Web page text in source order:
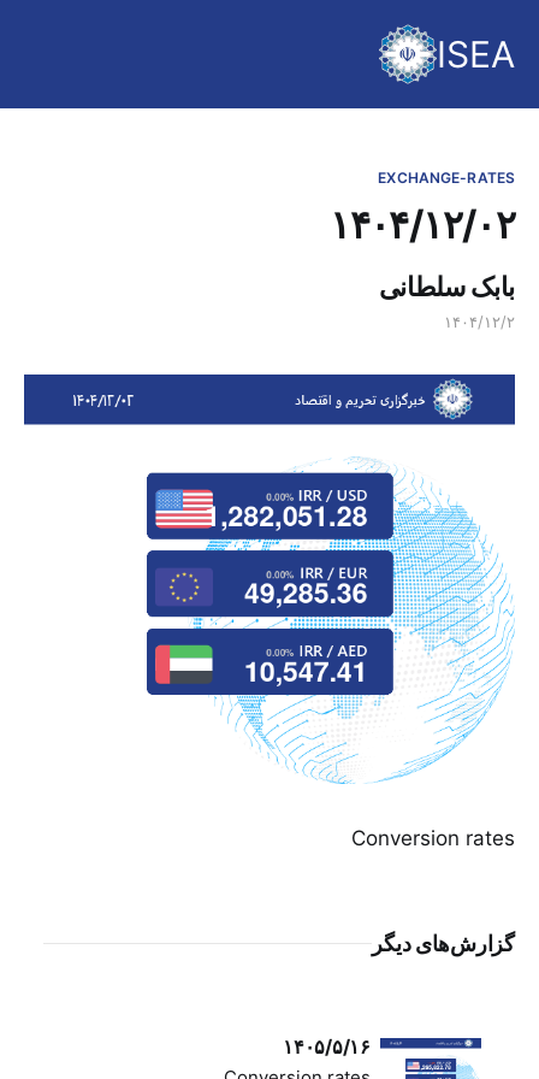
ISEA
EXCHANGE-RATES
۱۴۰۴/۱۲/۰۲
بابک سلطانی
۱۴۰۴/۱۲/۲
Conversion rates
گزارش‌های دیگر
۱۴۰۵/۵/۱۶